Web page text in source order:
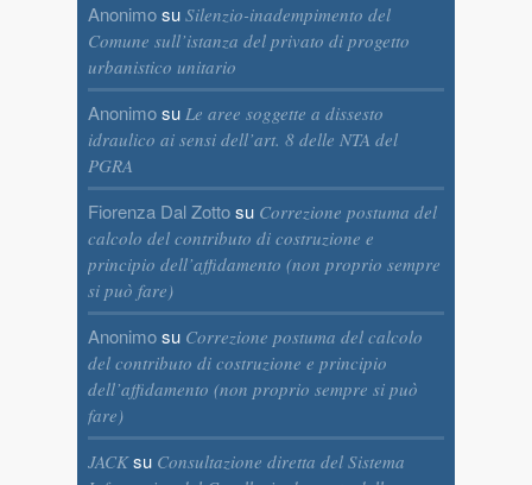
Anonimosu Silenzio-inadempimento del
Comune sull’istanza del privato di progetto
urbanistico unitario
Anonimosu Le aree soggette a dissesto
idraulico ai sensi dell’art. 8 delle NTA del
PGRA
Fiorenza Dal Zottosu Correzione postuma del
calcolo del contributo di costruzione e
principio dell’affidamento (non proprio sempre
si può fare)
Anonimosu Correzione postuma del calcolo
del contributo di costruzione e principio
dell’affidamento (non proprio sempre si può
fare)
JACKsu Consultazione diretta del Sistema